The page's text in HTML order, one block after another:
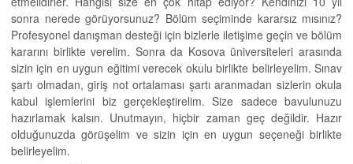
sonra nerede görüyorsunuz? Bölüm seçiminde kararsız mısınız?
Profesyonel danışman desteği için bizlerle iletişime geçin ve bölüm
kararını birlikte verelim. Sonra da Kosova üniversiteleri arasında
sizin için en uygun eğitimi verecek okulu birlikte belirleyelim. Sınav
şartı olmadan, giriş not ortalaması şartı aranmadan sizlerin okula
kabul işlemlerini biz gerçekleştirelim. Size sadece bavulunuzu
hazırlamak kalsın. Unutmayın, hiçbir zaman geç değildir. Hazır
olduğunuzda görüşelim ve sizin için en uygun seçeneği birlikte
belirleyelim.